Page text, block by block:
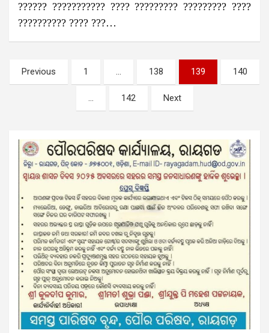
?????? ??????????? ???? ????????? ????????? ????
?????????? ???? ???…
Posts
pagination
Previous 1 … 138 139 140
… 142 Next